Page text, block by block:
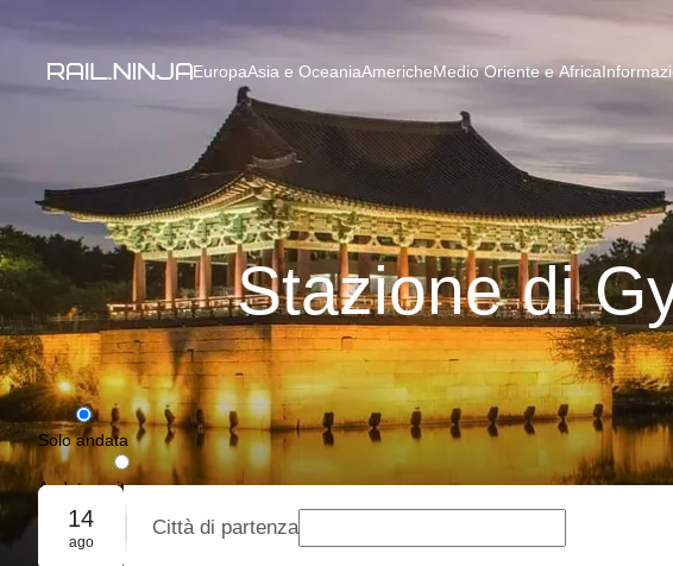
EuropaAsia e OceaniaAmericheMedio Oriente e Africa
Stazione di
Solo andata
Andata e ritorno
Prenotazione di gruppo
14
ago
Città di partenza